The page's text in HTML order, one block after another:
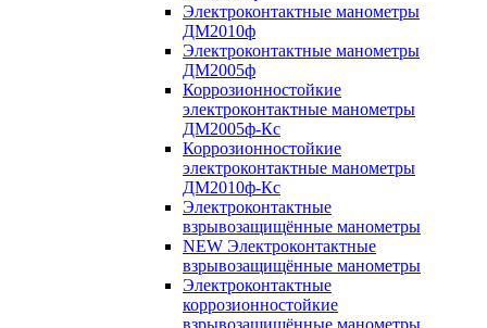
Электроконтактные манометры
ДМ2010ф
Электроконтактные манометры
ДМ2005ф
Коррозионностойкие
электроконтактные манометры
ДМ2005ф-Кс
Коррозионностойкие
электроконтактные манометры
ДМ2010ф-Кс
Электроконтактные
взрывозащищённые манометры
NEW Электроконтактные
взрывозащищённые манометры
Электроконтактные
коррозионностойкие
взрывозащищённые манометры